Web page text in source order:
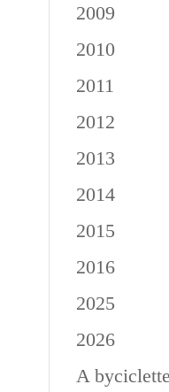
2009
2010
2011
2012
2013
2014
2015
2016
2025
2026
A